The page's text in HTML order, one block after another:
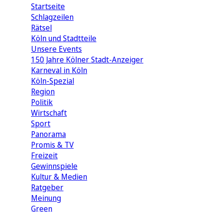
Startseite
Schlagzeilen
Rätsel
Köln und Stadtteile
Unsere Events
150 Jahre Kölner Stadt-Anzeiger
Karneval in Köln
Köln-Spezial
Region
Politik
Wirtschaft
Sport
Panorama
Promis & TV
Freizeit
Gewinnspiele
Kultur & Medien
Ratgeber
Meinung
Green